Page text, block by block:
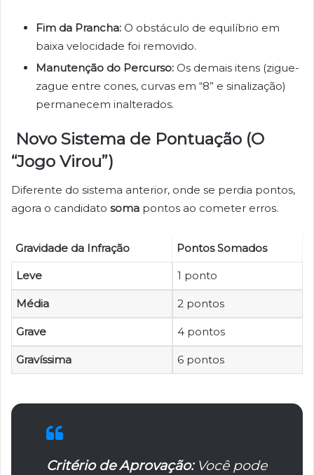
Fim da Prancha: O obstáculo de equilíbrio em
baixa velocidade foi removido.
Manutenção do Percurso: Os demais itens (zigue-
zague entre cones, curvas em “8” e sinalização)
permanecem inalterados.
Novo Sistema de Pontuação (O
“Jogo Virou”)
Diferente do sistema anterior, onde se perdia pontos,
agora o candidato soma pontos ao cometer erros.
Gravidade da Infração Pontos Somados
Leve 1 ponto
Média 2 pontos
Grave 4 pontos
Gravíssima 6 pontos
Critério de Aprovação:Você pode